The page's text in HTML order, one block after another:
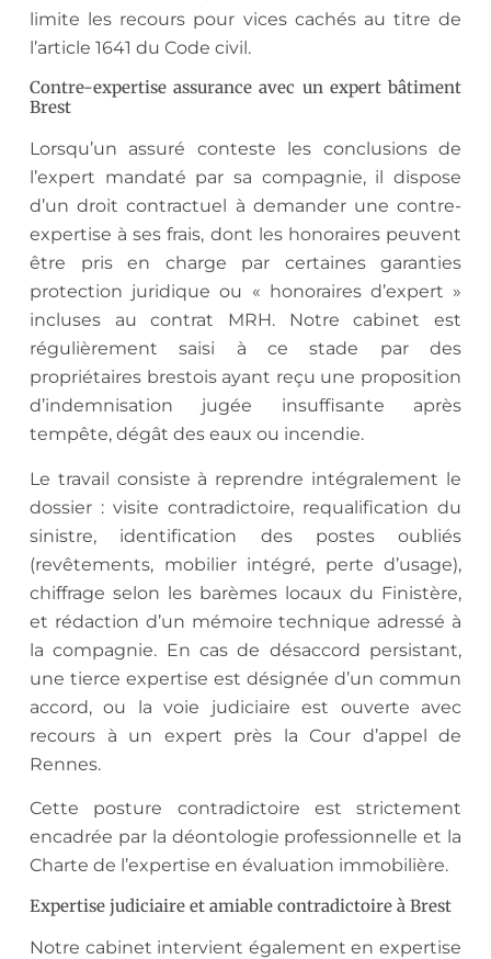
limite les recours pour vices cachés au titre de
l’article 1641 du Code civil.
Contre-expertise assurance avec un expert bâtiment
Brest
Lorsqu’un assuré conteste les conclusions de
l’expert mandaté par sa compagnie, il dispose
d’un droit contractuel à demander une contre-
expertise à ses frais, dont les honoraires peuvent
être pris en charge par certaines garanties
protection juridique ou « honoraires d’expert »
incluses au contrat MRH. Notre cabinet est
régulièrement saisi à ce stade par des
propriétaires brestois ayant reçu une proposition
d’indemnisation jugée insuffisante après
tempête, dégât des eaux ou incendie.
Le travail consiste à reprendre intégralement le
dossier : visite contradictoire, requalification du
sinistre, identification des postes oubliés
(revêtements, mobilier intégré, perte d’usage),
chiffrage selon les barèmes locaux du Finistère,
et rédaction d’un mémoire technique adressé à
la compagnie. En cas de désaccord persistant,
une tierce expertise est désignée d’un commun
accord, ou la voie judiciaire est ouverte avec
recours à un expert près la Cour d’appel de
Rennes.
Cette posture contradictoire est strictement
encadrée par la déontologie professionnelle et la
Charte de l’expertise en évaluation immobilière.
Expertise judiciaire et amiable contradictoire à Brest
Notre cabinet intervient également en expertise